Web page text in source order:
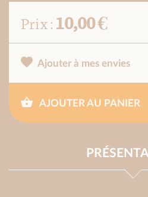
Prix :10,00 €
Ajouter à mes envies
AJOUTER AU PANIER